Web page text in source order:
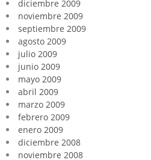
diciembre 2009
noviembre 2009
septiembre 2009
agosto 2009
julio 2009
junio 2009
mayo 2009
abril 2009
marzo 2009
febrero 2009
enero 2009
diciembre 2008
noviembre 2008